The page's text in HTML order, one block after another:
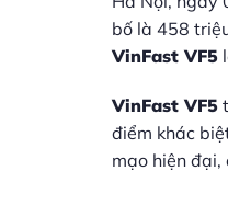
bố là 458
VinFast VF5
VinFast VF5
điểm khác
mạo hiện